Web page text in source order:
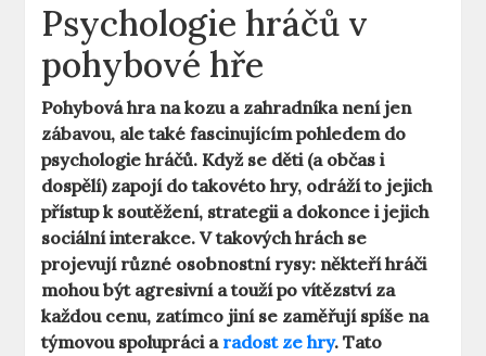
Psychologie hráčů v
pohybové hře
Pohybová hra na kozu a zahradníka není jen
zábavou, ale také fascinujícím pohledem do
psychologie hráčů. Když se děti (a občas i
dospělí) zapojí do takovéto hry, odráží to jejich
přístup k soutěžení, strategii a dokonce i jejich
sociální interakce. V takových hrách se
projevují různé osobnostní rysy: někteří hráči
mohou být agresivní a touží po vítězství za
každou cenu, zatímco jiní se zaměřují spíše na
týmovou spolupráci a radost ze hry. Tato